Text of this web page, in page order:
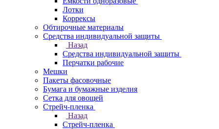
Лотки
Коррексы
Обтирочные материалы
Средства индивидуальной защиты
Назад
Средства индивидуальной защиты
Перчатки рабочие
Мешки
Пакеты фасовочные
Бумага и бумажные изделия
Сетка для овощей
Стрейч-пленка
Назад
Стрейч-пленка